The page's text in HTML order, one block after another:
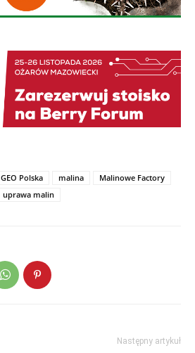
GEO Polska malina
Malinowe Factory
uprawa malin
Następny artykuł